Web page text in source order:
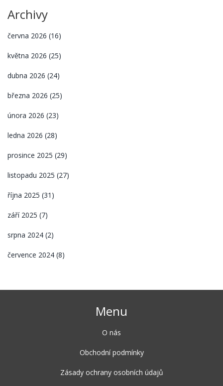
Archivy
června 2026 (16)
května 2026 (25)
dubna 2026 (24)
března 2026 (25)
února 2026 (23)
ledna 2026 (28)
prosince 2025 (29)
listopadu 2025 (27)
října 2025 (31)
září 2025 (7)
srpna 2024 (2)
července 2024 (8)
Menu
O nás
Obchodní podmínky
Zásady ochrany osobních údajů